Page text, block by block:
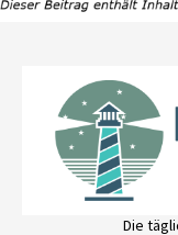
Die